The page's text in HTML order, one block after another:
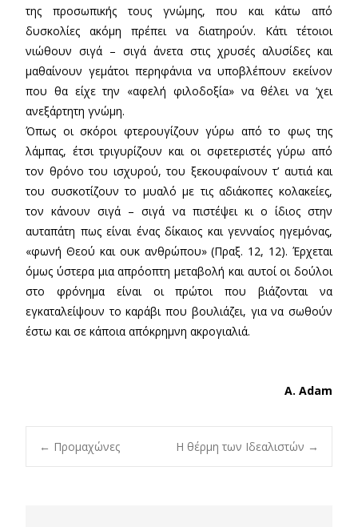
της προσωπικής τους γνώμης, που και κάτω από
δυσκολίες ακόμη πρέπει να διατηρούν. Κάτι τέτοιοι
νιώθουν σιγά – σιγά άνετα στις χρυσές αλυσίδες και
μαθαίνουν γεμάτοι περηφάνια να υποβλέπουν εκείνον
που θα είχε την «αφελή φιλοδοξία» να θέλει να ‘χει
ανεξάρτητη γνώμη.
Όπως οι σκόροι φτερουγίζουν γύρω από το φως της
λάμπας, έτσι τριγυρίζουν και οι σφετεριστές γύρω από
τον θρόνο του ισχυρού, του ξεκουφαίνουν τ’ αυτιά και
του συσκοτίζουν το μυαλό με τις αδιάκοπες κολακείες,
τον κάνουν σιγά – σιγά να πιστέψει κι ο ίδιος στην
αυταπάτη πως είναι ένας δίκαιος και γενναίος ηγεμόνας,
«φωνή Θεού και ουκ ανθρώπου» (Πραξ. 12, 12). Έρχεται
όμως ύστερα μια απρόοπτη μεταβολή και αυτοί οι δούλοι
στο φρόνημα είναι οι πρώτοι που βιάζονται να
εγκαταλείψουν το καράβι που βουλιάζει, για να σωθούν
έστω και σε κάποια απόκρημνη ακρογιαλιά.
A. Adam
Post
← Προμαχώνες Η θέρμη των Ιδεαλιστών →